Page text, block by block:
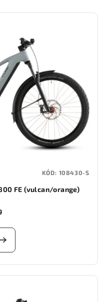
FE (vulcan/orange)
KÓD: 108430-S